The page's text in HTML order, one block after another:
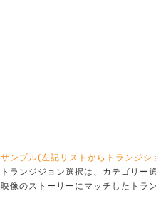
サンプル(左記リストからトランジ
トランジジョン選択は、カテゴリー
映像のストーリーにマッチしたトラ